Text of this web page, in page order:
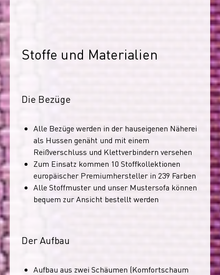
Stoffe und Materialien
Die Bezüge
Alle Bezüge werden in der hauseigenen Näherei
als Hussen genäht und mit einem
Reißverschluss und Klettverbindern versehen
Zum Einsatz kommen 10 Stoffkollektionen
europäischer Premiumhersteller in 239 Farben
Alle Stoffmuster und unser Mustersofa können
bequem zur Ansicht bestellt werden
Der Aufbau
Aufbau aus zwei Schäumen (Komfortschaum